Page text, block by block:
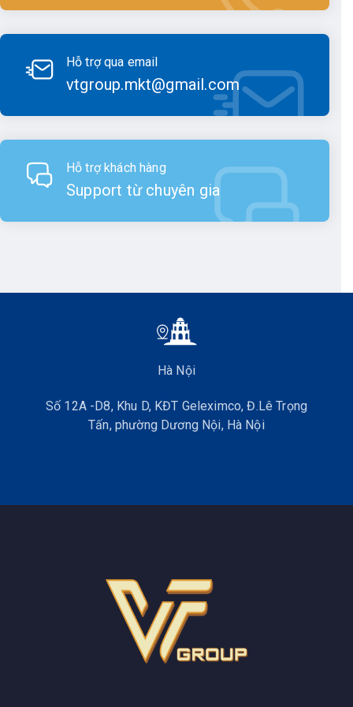
bền.
Giao diện người dùng: Các nút điều khiển và giao diện của
máy thủy bình FOIF được bố trí hợp lý, dễ sử dụng ngay cả
đối với người mới bắt đầu. Màn hình hiển thị rõ ràng, giúp
Về khả năng làm việc
Độ chính xác: Máy thủy bìnhthương hiệu FOIF nổi tiếng với
độ chính xác cao. Các thiết bị này thường có độ lệch nhỏ,
Hiệu suất ổn định: Máy thủy bình FOIF hoạt động ổn định
trong nhiều điều kiện môi trường khác nhau. Chúng có khả
năng duy trì hiệu suất cao ngay cả trong điều kiện ánh sáng
yếu hoặc thời tiết khắc nghiệt.
Hỗ trợ qua email
vtgroup.mkt@gmail.com
Hỗ trợ khách hàng
Support từ chuyên gia
Hà Nội
Số 12A -D8, Khu D, KĐT Geleximco, Đ.Lê Trọng
Tấn, phường Dương Nội, Hà Nội